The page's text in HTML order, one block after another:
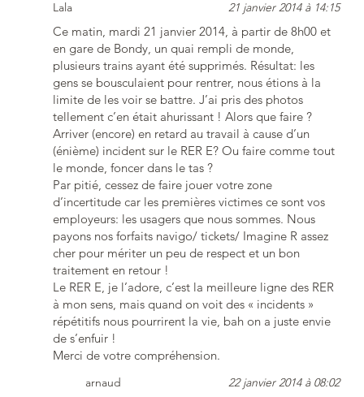
Lala 21 janvier 2014 à 14:15
Ce matin, mardi 21 janvier 2014, à partir de 8h00 et
en gare de Bondy, un quai rempli de monde,
plusieurs trains ayant été supprimés. Résultat: les
gens se bousculaient pour rentrer, nous étions à la
limite de les voir se battre. J’ai pris des photos
tellement c’en était ahurissant ! Alors que faire ?
Arriver (encore) en retard au travail à cause d’un
(énième) incident sur le RER E? Ou faire comme tout
le monde, foncer dans le tas ?
Par pitié, cessez de faire jouer votre zone
d’incertitude car les premières victimes ce sont vos
employeurs: les usagers que nous sommes. Nous
payons nos forfaits navigo/ tickets/ Imagine R assez
cher pour mériter un peu de respect et un bon
traitement en retour !
Le RER E, je l’adore, c’est la meilleure ligne des RER
à mon sens, mais quand on voit des « incidents »
répétitifs nous pourrirent la vie, bah on a juste envie
de s’enfuir !
Merci de votre compréhension.
arnaud 22 janvier 2014 à 08:02